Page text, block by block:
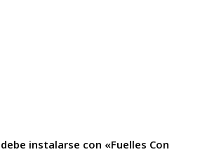
instalarse con «Fuelles Con